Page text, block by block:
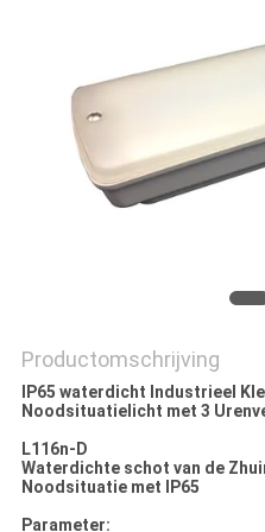
Productomschrijving
IP65 waterdicht Industrieel
Noodsituatielicht met 3
L116n-D
Waterdichte schot van de
Noodsituatie met IP65
Parameter: